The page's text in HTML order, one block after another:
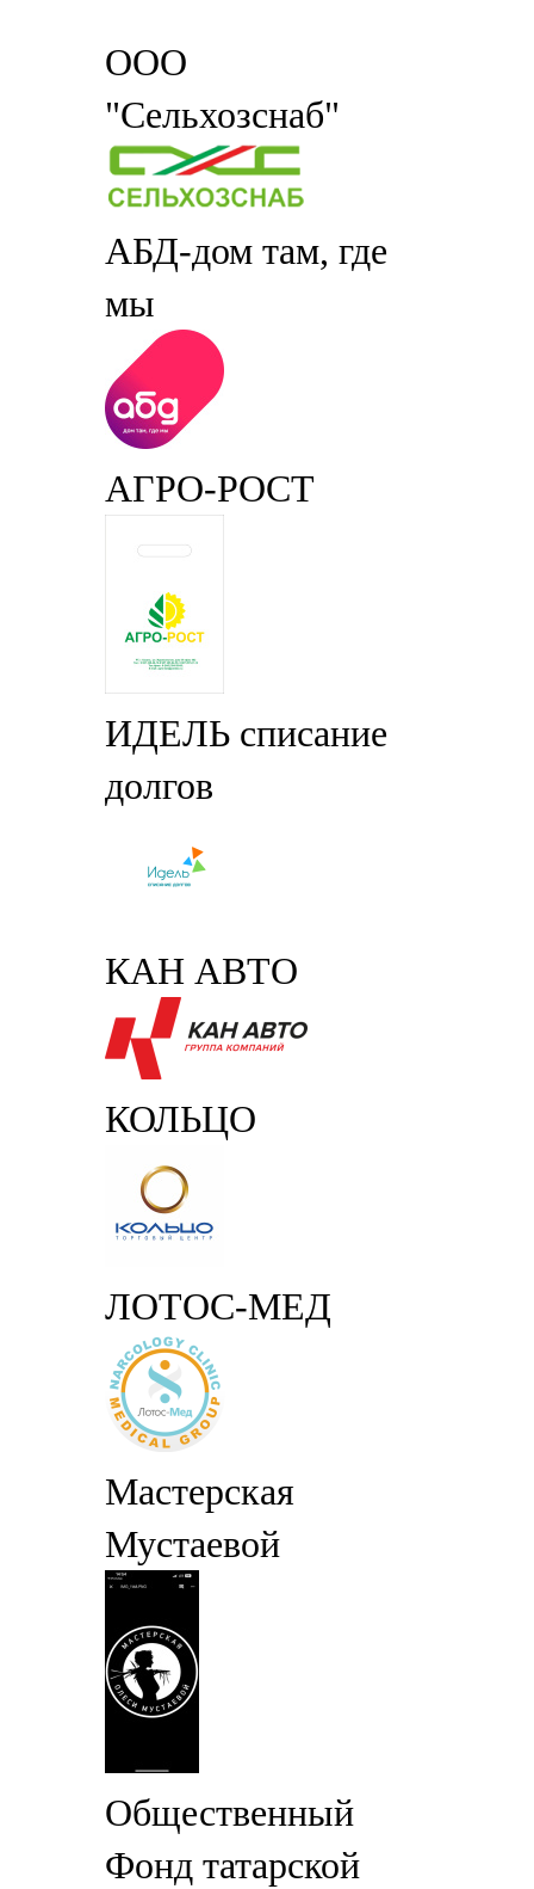
ООО
"Сельхозснаб"
АБД-дом там, где
мы
АГРО-РОСТ
ИДЕЛЬ списание
долгов
КАН АВТО
КОЛЬЦО
ЛОТОС-МЕД
Мастерская
Мустаевой
Общественный
Фонд татарской